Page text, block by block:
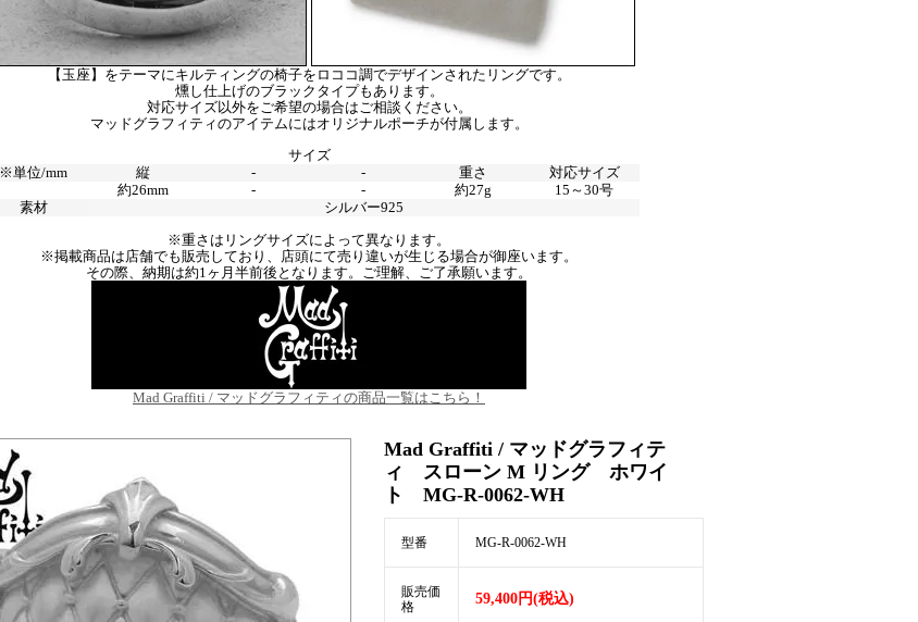
【玉座】をテーマにキルティングの椅子をロココ調でデザインされたリングです。
燻し仕上げのブラックタイプもあります。
対応サイズ以外をご希望の場合はご相談ください。
マッドグラフィティのアイテムにはオリジナルポーチが付属します。
サイズ
※単位/mm
縦 - - 重さ
対応サイズ
約26mm
- - 約27g
15～30号
素材
シルバー925
※重さはリングサイズによって異なります。
※掲載商品は店舗でも販売しており、店頭にて売り違いが生じる場合が御座います。
その際、納期は約1ヶ月半前後となります。ご理解、ご了承願います。
Mad Graffiti / マッドグラフィティの商品一覧はこちら！
Mad Graffiti / マッドグラフィテ
ィ スローン M リング ホワイ
ト MG-R-0062-WH
型番 MG-R-0062-WH
販売価
格
59,400円(税込)